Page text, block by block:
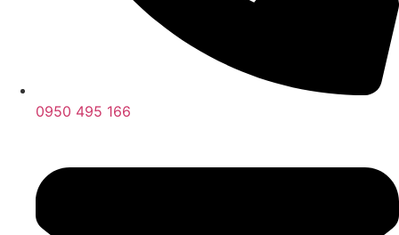
0950 495 166